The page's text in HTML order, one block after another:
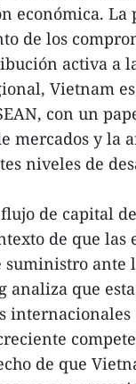
económica.
de los
activa a
Vietnam
con un
mercados y la
niveles de
de capital
de que
suministro ante
analiza que
de que